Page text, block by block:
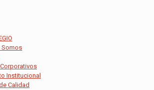
Somos
Institucional
Calidad